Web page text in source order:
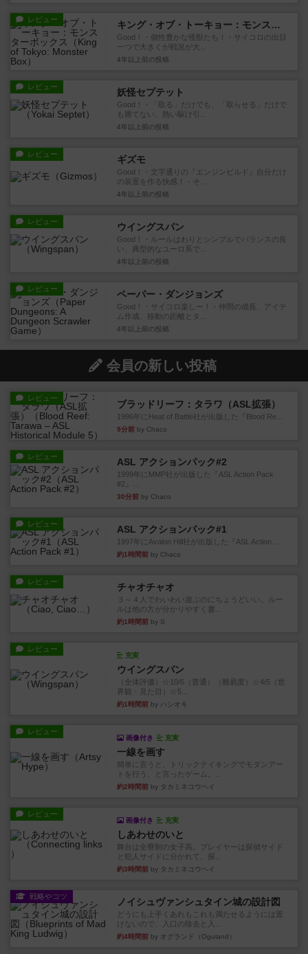
レビュー キング・オブ・トーキョー：モンスターボックス
Good！・個性豊かな怪獣たち！・サイコロの出目
一つで大きくが戦況が大...
4年以上前 の投稿
レビュー 妖怪セプテット
Good！・「取る」だけでも、「取らせる」だけで
も勝てない、熱い駆け引...
4年以上前 の投稿
レビュー ギズモ
Good！・文字通りの『エンジンビルド』自分だけ
の装置を作る快感！・そ...
4年以上前 の投稿
レビュー ウイングスパン
Good！・ルールはわりとシンプルでバランスの良
い、典型的なユーロ系で...
4年以上前 の投稿
レビュー ペーパー・ダンジョンズ
Good！・サイコロ楽しー！・仲間の成長、アイテ
ム作成、移動の距離とタ...
4年以上前 の投稿
会員の新しい投稿
レビュー
ブラッドリーフ：タラワ（ASL拡張）
1996年にHeat of Battle社が出版した『Blood Re...
9分前 by Chaco
レビュー ASL アクションパック#2
1999年にMMP社が出版した『ASL Action Pack
#2』...
30分前 by Chaco
レビュー ASL アクションパック#1
1997年にAvalon Hill社が出版した『ASL Action ...
約1時間前 by Chaco
レビュー チャオチャオ
３～４人でわいわい遊ぶのにちょうどいい。ルー
ルは他の方が分かりやすく書...
約1時間前 by S
レビュー
充実
ウイングスパン
（全体評価）☆10/6（普通）（難易度）☆4/5（世
界観・見た目）☆5...
約1時間前 by ハシオキ
レビュー
画像付き 充実
一線を画す
簡単に言うと、トリックテイキングでモダンアー
トを行う、と言ったゲーム。...
約2時間前 by タカミネコウヘイ
レビュー
画像付き 充実
しあわせのいと
舞台は全寮制の女子高。プレイヤーは探偵サイド
と犯人サイドに分かれて、探...
約3時間前 by タカミネコウヘイ
戦略やコツ ノイシュヴァンシュタイン城の設計図
どうにも上手くあれもこれも満たせるようには置
けないので、入口の除去と入...
約4時間前 by オグランド（Oguland）